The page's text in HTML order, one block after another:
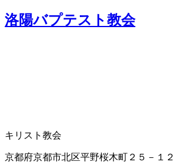
洛陽バプテスト教会
キリスト教会
京都府京都市北区平野桜木町２５－１２